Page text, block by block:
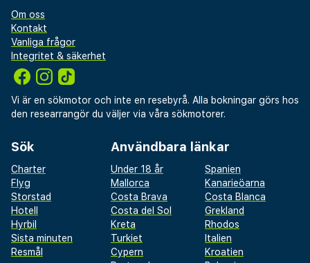
Om oss
Kontakt
Vanliga frågor
Integritet & säkerhet
Vi är en sökmotor och inte en resebyrå. Alla bokningar görs hos
den researrangör du väljer via våra sökmotorer.
Sök
Charter
Flyg
Storstad
Hotell
Hyrbil
Sista minuten
Resmål
Användbara länkar
Under 18 år
Spanien
Mallorca
Kanarieöarna
Costa Brava
Costa Blanca
Costa del Sol
Grekland
Kreta
Rhodos
Turkiet
Italien
Cypern
Kroatien